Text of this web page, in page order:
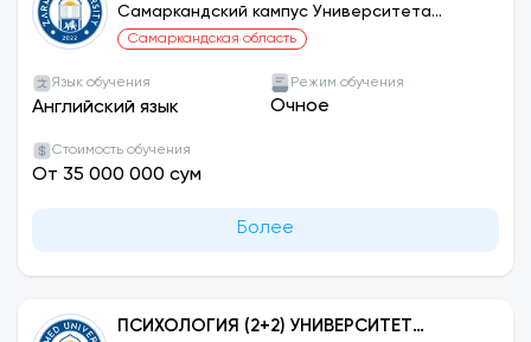
ФИЛАДЕЛЬФИЯ, США
Самаркандский кампус Университета
ЗАРМЕД
Самаркандская область
Язык обучения
Английский язык
Режим обучения
Очное
Стоимость обучения
От 35 000 000 сум
Более
ПСИХОЛОГИЯ (2+2) УНИВЕРСИТЕТ